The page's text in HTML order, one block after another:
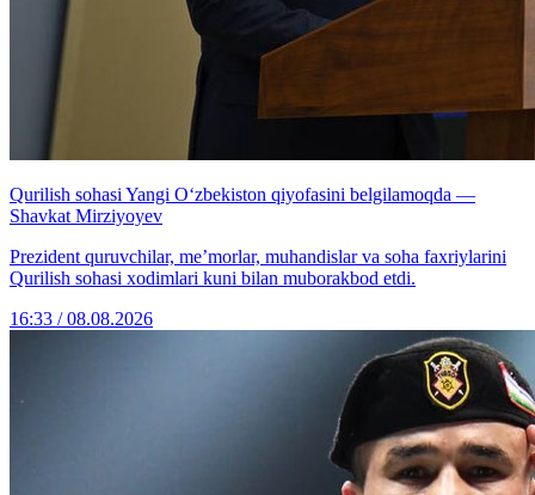
Qurilish sohasi Yangi O‘zbekiston qiyofasini belgilamoqda —
Shavkat Mirziyoyev
Prezident quruvchilar, me’morlar, muhandislar va soha faxriylarini
Qurilish sohasi xodimlari kuni bilan muborakbod etdi.
16:33 / 08.08.2026